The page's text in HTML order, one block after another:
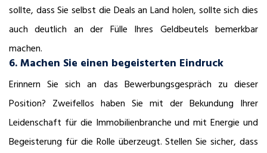
sollte, dass Sie selbst die Deals an Land holen, sollte sich dies
auch deutlich an der Fülle Ihres Geldbeutels bemerkbar
machen.
6. Machen Sie einen begeisterten Eindruck
Erinnern Sie sich an das Bewerbungsgespräch zu dieser
Position? Zweifellos haben Sie mit der Bekundung Ihrer
Leidenschaft für die Immobilienbranche und mit Energie und
Begeisterung für die Rolle überzeugt. Stellen Sie sicher, dass